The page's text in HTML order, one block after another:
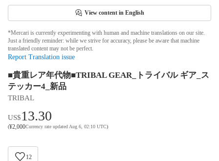
View content in English
*Mercari is currently experimenting with human and machine translations on our site.
Just a friendly reminder: while we strive for accuracy, please be aware that machine
translated content may not be perfect.
Report Translation issue
■貴重レア年代物■TRIBAL GEAR_トライバル ギア_ス
テッカー4_新品
TRIBAL
US$13.30
(¥2,000Currency rate updated Aug 6, 02:10 UTC)
12